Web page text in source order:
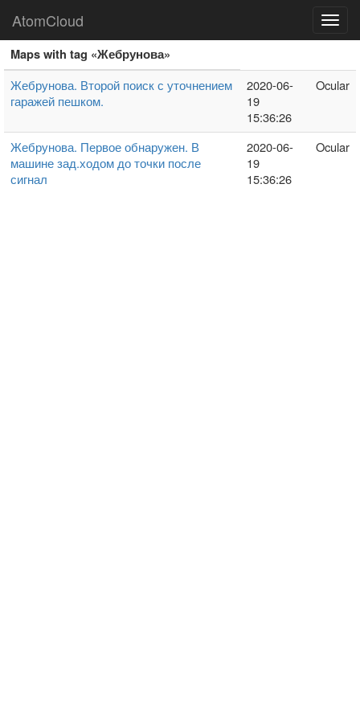
AtomCloud
Maps with tag «Жебрунова»
Жебрунова. Второй поиск с уточнением
гаражей пешком.
2020-06-
19
15:36:26
Ocular
Жебрунова. Первое обнаружен. В
машине зад.ходом до точки после
сигнал
2020-06-
19
15:36:26
Ocular